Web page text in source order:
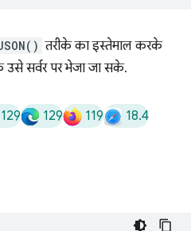
तरीके का इस्तेमाल करके
सर्वर पर भेजा जा सके.
129 129 119 18.4